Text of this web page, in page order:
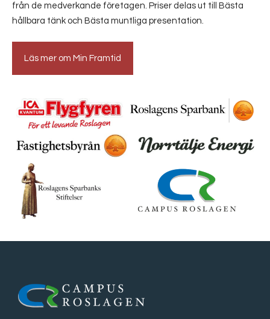
från de medverkande företagen. Priser delas ut till Bästa
hållbara tänk och Bästa muntliga presentation.
Läs mer om Min Framtid